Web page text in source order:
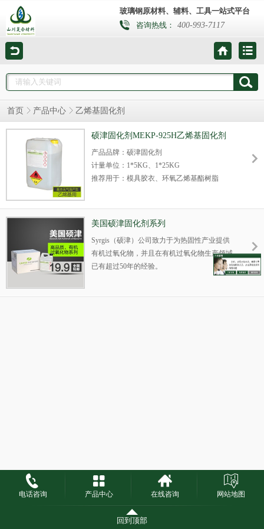
玻璃钢原材料、辅料、工具一站式平台
咨询热线：
400-993-7117
首页 产品中心 乙烯基固化剂
硕津固化剂MEKP-925H乙烯基固化剂
产品品牌：硕津固化剂
计量单位：1*5KG、1*25KG
推荐用于：模具胶衣、环氧乙烯基酯树脂
于模具胶衣、屏蔽涂料和防腐结构中，能显著
MEKP-925H为乙烯基树脂定配，保证产品防
腐性能，基本无气泡产生，易与树脂混合。
美国硕津固化剂系列
Syrgis（硕津）公司致力于为热固性产业提供
有机过氧化物，并且在有机过氧化物生产领域
已有超过50年的经验。
电话咨询 产品中心 在线咨询 网站地图
回到顶部